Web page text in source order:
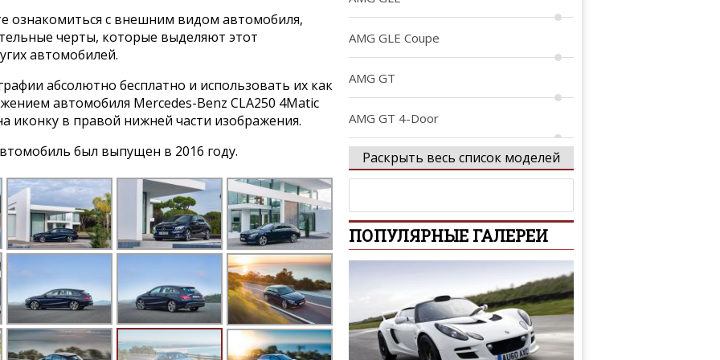
ознакомиться с внешним видом автомобиля,
черты, которые выделяют этот
автомобилей.
абсолютно бесплатно и использовать их как
автомобиля Mercedes-Benz CLA250 4Matic
иконку в правой нижней части изображения.
был выпущен в 2016 году.
AMG GLE Coupe
AMG GT
AMG GT 4-Door
AMG Project ONE
B-Class
C-Class AMG
Раскрыть весь список моделей
ПОПУЛЯРНЫЕ ГАЛЕРЕИ